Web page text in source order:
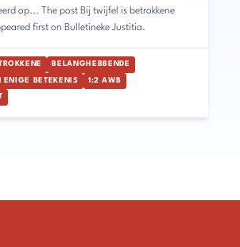
op... The post Bij twijfel is betrokkene
first on Bulletineke Justitia.
BELANGHEBBENDE
BETEKENIS 1:2 AWB